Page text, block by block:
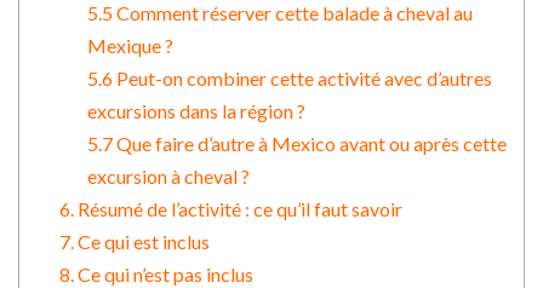
5.5 Comment réserver cette balade à cheval au
Mexique ?
5.6 Peut-on combiner cette activité avec d’autres
excursions dans la région ?
5.7 Que faire d’autre à Mexico avant ou après cette
excursion à cheval ?
6. Résumé de l’activité : ce qu’il faut savoir
7. Ce qui est inclus
8. Ce qui n’est pas inclus